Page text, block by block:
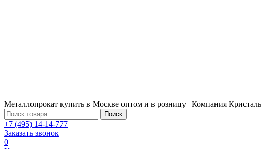
Металлопрокат купить в Москве оптом и в розницу | Компания Кристаль
Поиск
+7 (495) 14-14-777
Заказать звонок
0